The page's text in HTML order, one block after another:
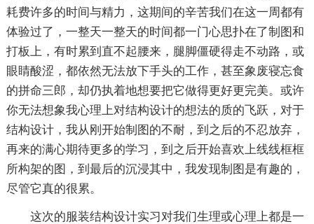
耗费许多的时间与精力，这期间的辛苦我们在这一周都有
体验过了，一整天一整天的时间都一门心思扑在了制图和
打板上，有时累到直不起腰来，腿脚僵硬得走不动路，或
眼睛酸涩，都依然无法放下手头的工作，甚至象废寝忘食
的拼命三郎，却仍执着地想要把它做得更好更完美。或许
你无法想象我心理上对结构设计的想法的质的飞跃，对于
结构设计，我从刚开始制图的不耐，到之后的不忍放弃，
再来的满心期待更多的学习，到之后开始喜欢上线线框框
所构架的图，到最后的沉浸其中，我发现制图是有趣的，
尽管它真的很累。
这次的服装结构设计实习对我们生理或心理上都是一